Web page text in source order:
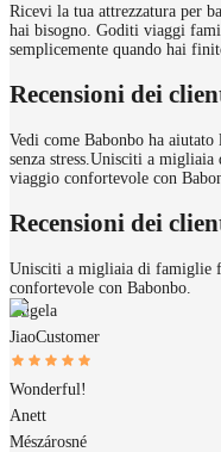
Ricevi la tua attrezzatura per
hai bisogno. Goditi viaggi
semplicemente quando hai
Recensioni dei
Vedi come Babonbo ha
senza stress. Unisciti a migliaia
viaggio confortevole con
Recensioni dei
Unisciti a migliaia di famiglie
confortevole con Babonbo.
Angela
JiaoCustomer
Wonderful!
Anett
Mészárosné